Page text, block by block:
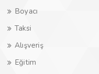
Boyacı
Taksi
Alışveriş
Eğitim